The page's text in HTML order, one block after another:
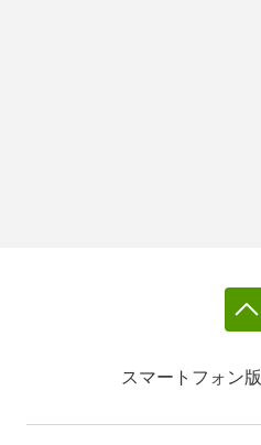
スマートフォン版